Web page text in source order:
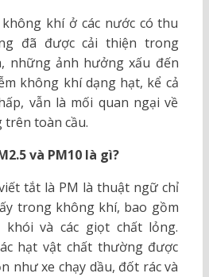
khí ở các nước có thu
đã được cải thiện trong
những ảnh hưởng xấu đến
không khí dạng hạt, kể cả
vẫn là mối quan ngại về
trên toàn cầu.
và PM10 là gì?
tắt là PM là thuật ngữ chỉ
trong không khí, bao gồm
và các giọt chất lỏng.
hạt vật chất thường được
như xe chạy dầu, đốt rác và